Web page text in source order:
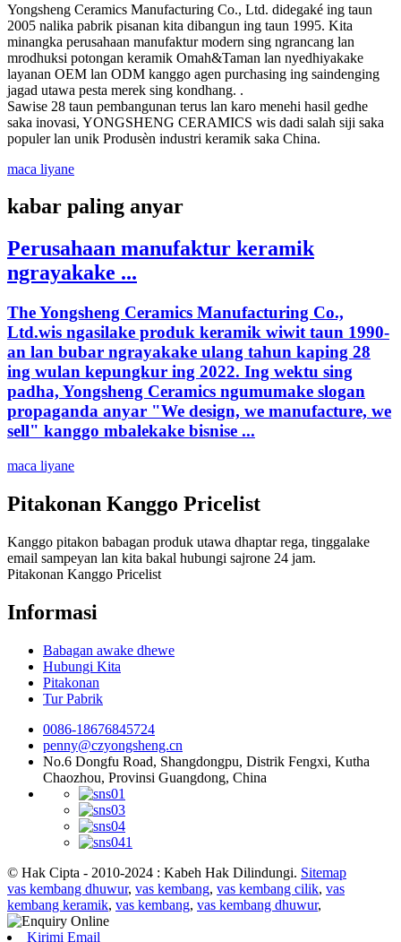
Yongsheng Ceramics Manufacturing Co., Ltd. didegaké ing taun
2005 nalika pabrik pisanan kita dibangun ing taun 1995. Kita
minangka perusahaan manufaktur modern sing ngrancang lan
mrodhuksi potongan keramik Omah&Taman lan nyedhiyakake
layanan OEM lan ODM kanggo agen purchasing ing saindenging
jagad utawa pesta merek sing kondhang. .
Sawise 28 taun pembangunan terus lan karo menehi hasil gedhe
saka inovasi, YONGSHENG CERAMICS wis dadi salah siji saka
populer lan unik Produsèn industri keramik saka China.
maca liyane
kabar paling anyar
Perusahaan manufaktur keramik
ngrayakake ...
The Yongsheng Ceramics Manufacturing Co.,
Ltd.wis ngasilake produk keramik wiwit taun 1990-
an lan bubar ngrayakake ulang tahun kaping 28
ing wulan kepungkur ing 2022. Ing wektu sing
padha, Yongsheng Ceramics ngumumake slogan
propaganda anyar "We design, we manufacture, we
sell" kanggo mbalekake bisnise ...
maca liyane
Pitakonan Kanggo Pricelist
Kanggo pitakon babagan produk utawa dhaptar rega, tinggalake
email sampeyan lan kita bakal hubungi sajrone 24 jam.
Pitakonan Kanggo Pricelist
Informasi
Babagan awake dhewe
Hubungi Kita
Pitakonan
Tur Pabrik
0086-18676845724
penny@czyongsheng.cn
No.6 Dongfu Road, Shangdongpu, Distrik Fengxi, Kutha
Chaozhou, Provinsi Guangdong, China
© Hak Cipta - 2010-2024 : Kabeh Hak Dilindungi. Sitemap
vas kembang dhuwur, vas kembang, vas kembang cilik, vas
kembang keramik, vas kembang, vas kembang dhuwur,
Kirimi Email